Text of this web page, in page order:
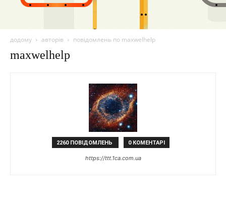
додому авторів повідомлень по maxwelhelp
maxwelhelp
2260 ПОВІДОМЛЕНЬ 0 КОМЕНТАРІ
https://ttt.1ca.com.ua